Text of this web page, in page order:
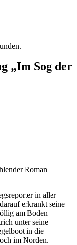
„Im Sog der
Roman
in aller
erkrankt seine
am Boden
unter seine
in die
im Norden.